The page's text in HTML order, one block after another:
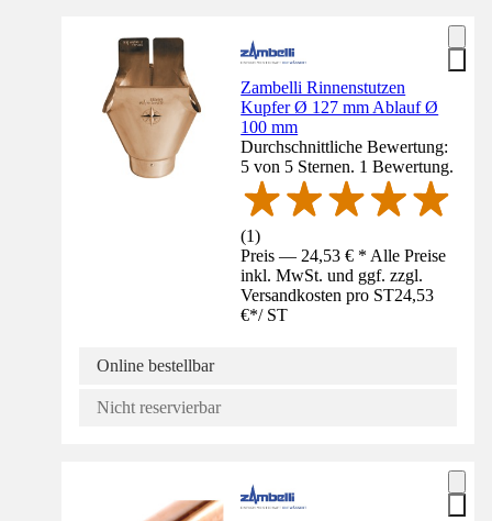
Zambelli Rinnenstutzen
Kupfer Ø 127 mm Ablauf Ø
100 mm
Durchschnittliche Bewertung:
5 von 5 Sternen. 1 Bewertung.
(1)
Preis — 24,53 € * Alle Preise
inkl. MwSt. und ggf. zzgl.
Versandkosten pro ST24,53
€*/ ST
Online bestellbar
Nicht reservierbar